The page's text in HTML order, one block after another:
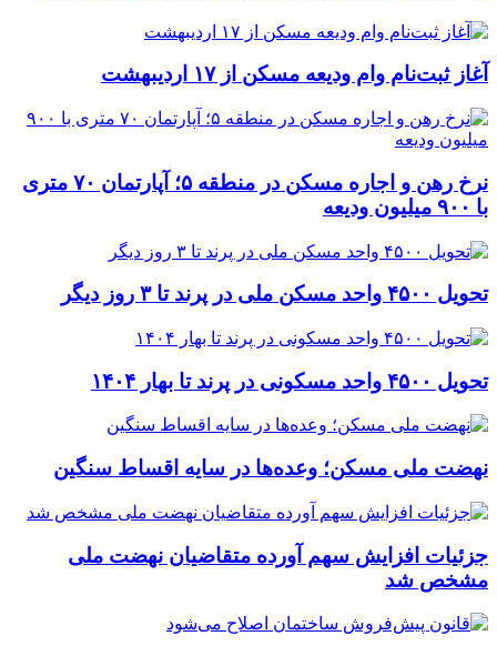
آغاز ثبت‌نام وام ودیعه مسکن از ۱۷ اردیبهشت
نرخ‌ رهن و اجاره مسکن در منطقه ۵؛ آپارتمان ۷۰ متری
با ۹۰۰ میلیون ودیعه
تحویل ۴۵۰۰ واحد مسکن ملی در پرند تا ۳ روز دیگر
تحویل ۴۵۰۰ واحد مسکونی در پرند تا بهار ۱۴۰۴
نهضت ملی مسکن؛ وعده‌ها در سایه اقساط سنگین
جزئیات افزایش سهم آورده متقاضیان نهضت ملی
مشخص شد